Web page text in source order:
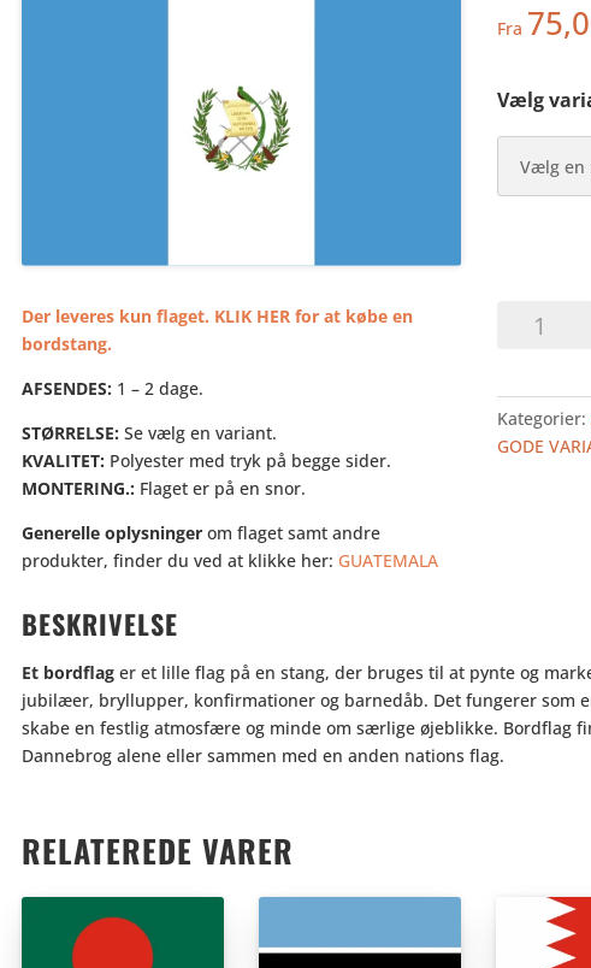
Der leveres kun flaget. KLIK HER for at købe en
bordstang.
AFSENDES: 1 – 2 dage.
STØRRELSE: Se vælg en variant.
KVALITET: Polyester med tryk på begge sider.
MONTERING.: Flaget er på en snor.
Generelle oplysninger om flaget samt andre
produkter, finder du ved at klikke her: GUATEMALA
Fra
Vælg
GUATEMALA
antal
Kategorier:
GODE
BESKRIVELSE
Et bordflag er et lille flag på en stang, der bruges til at pynte og
jubilæer, bryllupper, konfirmationer og barnedåb. Det fungerer som
skabe en festlig atmosfære og minde om særlige øjeblikke. Bordflag
Dannebrog alene eller sammen med en anden nations flag.
RELATEREDE VARER